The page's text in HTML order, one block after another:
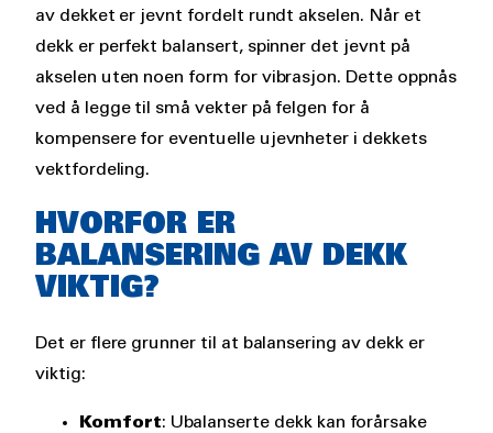
av dekket er jevnt fordelt rundt akselen. Når et
dekk er perfekt balansert, spinner det jevnt på
akselen uten noen form for vibrasjon. Dette oppnås
ved å legge til små vekter på felgen for å
kompensere for eventuelle ujevnheter i dekkets
vektfordeling.
HVORFOR ER
BALANSERING AV DEKK
VIKTIG?
Det er flere grunner til at balansering av dekk er
viktig:
Komfort: Ubalanserte dekk kan forårsake